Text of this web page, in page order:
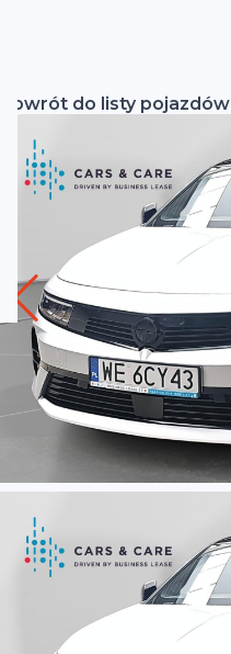
Powrót do listy pojazdów